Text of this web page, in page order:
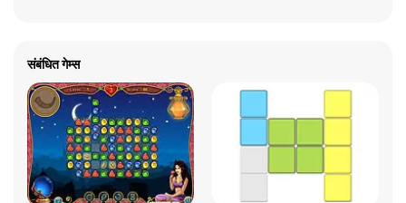
संबंधित गेम्स